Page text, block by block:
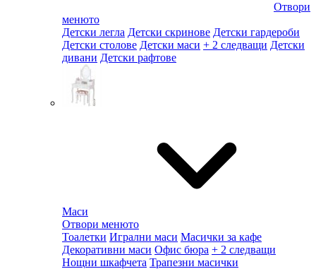
Отвори
менюто
Детски легла Детски скринове Детски гардероби
Детски столове Детски маси + 2 следващи Детски
дивани Детски рафтове
Маси
Отвори менюто
Тоалетки Игрални маси Масички за кафе
Декоративни маси Офис бюра + 2 следващи
Нощни шкафчета Трапезни масички